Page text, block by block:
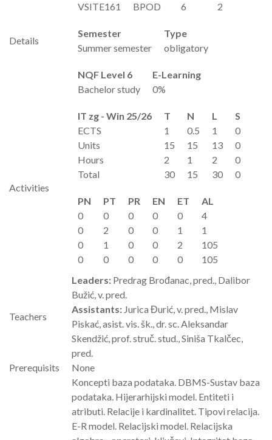
Details
VSITE161
BPOD
6
2
Semester
Summer semester
Type
obligatory
NQF Level 6
Bachelor study
E-Learning
0%
Activities
IT zg - Win 25/26
ECTS
Units
Hours
Total
T
1
15
2
30
N
0.5
15
1
15
L
1
13
2
30
S
0
0
0
0
PN
0
0
0
0
PT
0
2
1
0
PR
0
0
0
0
EN
0
0
0
0
ET
0
1
2
0
AL
4
1
105
105
Teachers
Leaders: Predrag Brođanac, pred., Dalibor
Bužić, v. pred.
Assistants: Jurica Đurić, v. pred., Mislav
Piskać, asist. vis. šk., dr. sc. Aleksandar
Skendžić, prof. struč. stud., Siniša Tkalčec,
pred.
Prerequisits
None
Koncepti baza podataka. DBMS-Sustav baza
podataka. Hijerarhijski model. Entiteti i
atributi. Relacije i kardinalitet. Tipovi relacija.
E-R model. Relacijski model. Relacijska